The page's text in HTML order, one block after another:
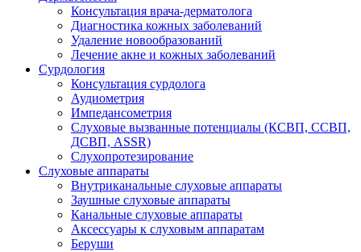
Консультация врача-дерматолога
Диагностика кожных заболеваний
Удаление новообразований
Лечение акне и кожных заболеваний
Сурдология
Консультация сурдолога
Аудиометрия
Импедансометрия
Слуховые вызванные потенциалы (КСВП, ССВП,
ДСВП, ASSR)
Слухопротезирование
Слуховые аппараты
Внутриканальные слуховые аппараты
Заушные слуховые аппараты
Канальные слуховые аппараты
Аксессуары к слуховым аппаратам
Беруши